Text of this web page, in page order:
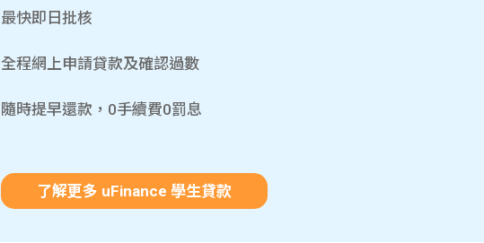
最快即日批核
全程網上申請貸款及確認過數
隨時提早還款，0手續費0罰息
了解更多 uFinance 學生貸款